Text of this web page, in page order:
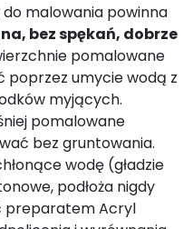
malowania powinna
bez spękań, dobrze
pomalowane
poprzez umycie wodą z
myjących.
pomalowane
bez gruntowania.
wodę (gładzie
podłoża nigdy
preparatem Acryl